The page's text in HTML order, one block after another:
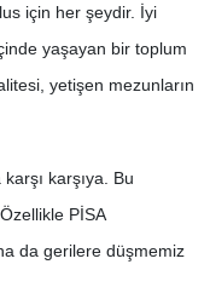
için her şeydir. İyi
yaşayan bir toplum
yetişen mezunların
karşıya. Bu
PİSA
da gerilere düşmemiz